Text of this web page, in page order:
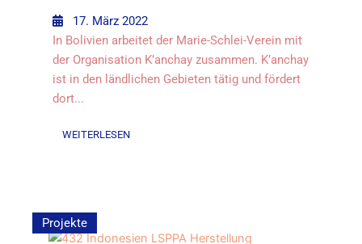
17. März 2022
In Bolivien arbeitet der Marie-Schlei-Verein mit
der Organisation K’anchay zusammen. K’anchay
ist in den ländlichen Gebieten tätig und fördert
dort...
WEITERLESEN
Projekte